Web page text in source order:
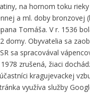
na hornom toku
a ml. doby
Tomáša. V r. 1536
domy. Obyvatelia sa
sa spracovával
zrušená, žiaci
kragujevackej
využíva služby